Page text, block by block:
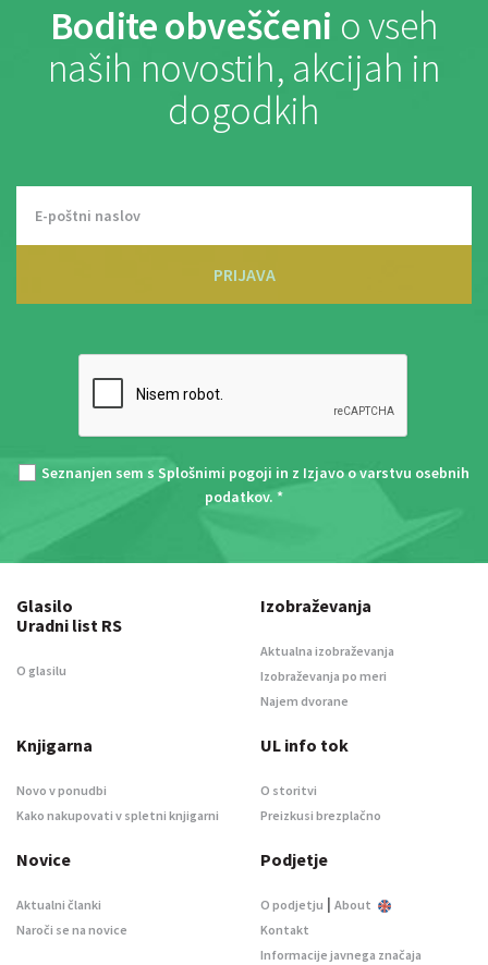
Bodite obveščeni o vseh
naših novostih, akcijah in
dogodkih
PRIJAVA
Seznanjen sem s Splošnimi pogoji in z Izjavo o varstvu osebnih
podatkov. *
Glasilo
Uradni list RS
O glasilu
Izobraževanja
Aktualna izobraževanja
Izobraževanja po meri
Najem dvorane
Knjigarna
Novo v ponudbi
Kako nakupovati v spletni knjigarni
UL info tok
O storitvi
Preizkusi brezplačno
Novice
Aktualni članki
Naroči se na novice
Podjetje
O podjetju | About
Kontakt
Informacije javnega značaja